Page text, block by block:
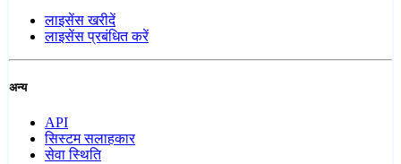
लाइसेंस खरीदें
लाइसेंस प्रबंधित करें
अन्य
API
सिस्टम सलाहकार
सेवा स्थिति